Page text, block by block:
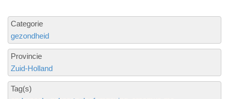
Categorie
gezondheid
Provincie
Zuid-Holland
Tag(s)